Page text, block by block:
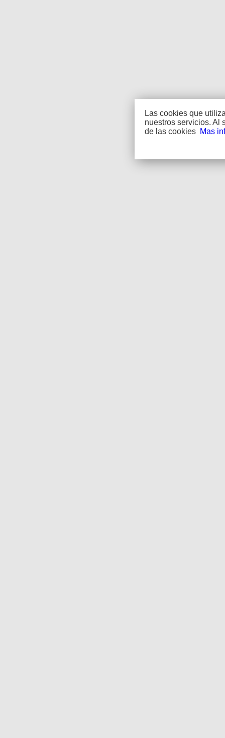
Las cookies que
nuestros servicios. Al
de las cookies Mas